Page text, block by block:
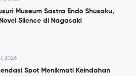
Museum Sastra Endō Shūsaku,
Silence di Nagasaki
2026
Spot Menikmati Keindahan